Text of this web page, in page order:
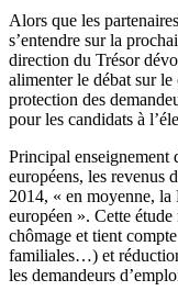
Alors que les
s’entendre sur la
direction du Trésor
alimenter le débat sur
protection des
pour les candidats à
Principal enseignement
européens, les revenus
2014, « en moyenne, la
européen ». Cette étude
chômage et tient
familiales…) et
les demandeurs